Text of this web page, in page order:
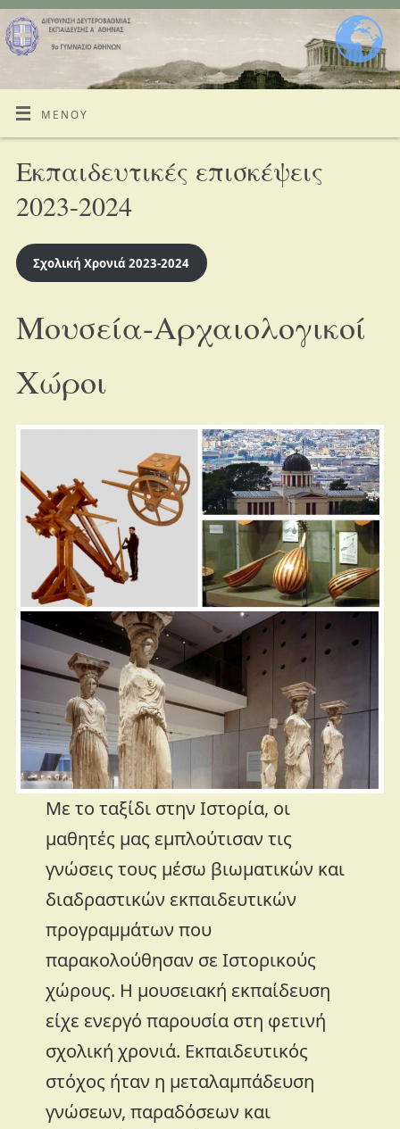
ΜΕΝΟΎ
Εκπαιδευτικές επισκέψεις
2023-2024
Σχολική Χρονιά 2023-2024
Μουσεία-Αρχαιολογικοί
Χώροι
Με το ταξίδι στην Ιστορία, οι
μαθητές μας εμπλούτισαν τις
γνώσεις τους μέσω βιωματικών και
διαδραστικών εκπαιδευτικών
προγραμμάτων που
παρακολούθησαν σε Ιστορικούς
χώρους. Η μουσειακή εκπαίδευση
είχε ενεργό παρουσία στη φετινή
σχολική χρονιά. Εκπαιδευτικός
στόχος ήταν η μεταλαμπάδευση
γνώσεων, παραδόσεων και